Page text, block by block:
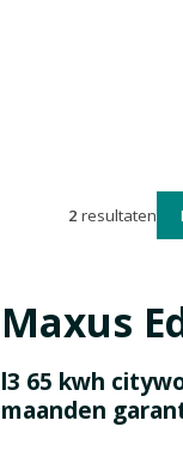
2 resultaten
Maxus
l3 65 kwh
maanden